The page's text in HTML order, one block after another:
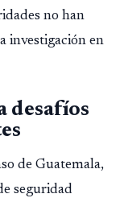
no han
investigación en
desafíos
de Guatemala,
seguridad